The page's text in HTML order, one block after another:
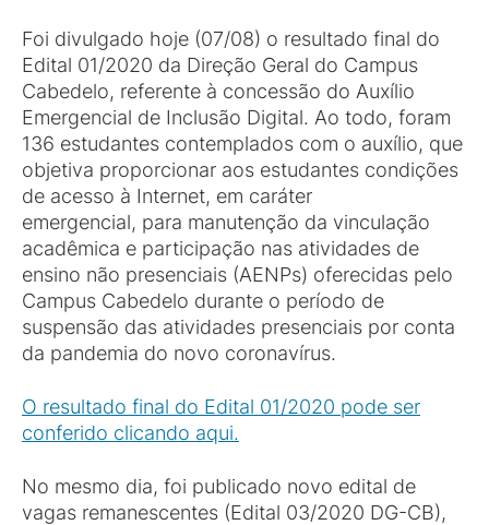
Foi divulgado hoje (07/08) o resultado final do
Edital 01/2020 da Direção Geral do Campus
Cabedelo, referente à concessão do Auxílio
Emergencial de Inclusão Digital. Ao todo, foram
136 estudantes contemplados com o auxílio, que
objetiva proporcionar aos estudantes condições
de acesso à Internet, em caráter
emergencial, para manutenção da vinculação
acadêmica e participação nas atividades de
ensino não presenciais (AENPs) oferecidas pelo
Campus Cabedelo durante o período de
suspensão das atividades presenciais por conta
da pandemia do novo coronavírus.
O resultado final do Edital 01/2020 pode ser
conferido clicando aqui.
No mesmo dia, foi publicado novo edital de
vagas remanescentes (Edital 03/2020 DG-CB),